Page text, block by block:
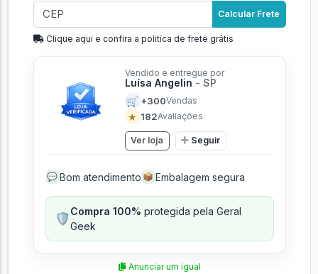
Calcular Frete
Clique aqui e confira a politíca de frete grátis
Vendido e entregue por
Luísa Angelin - SP
🛒 +300Vendas
★ 182Avaliações
Ver loja Seguir
💬 Bom atendimento 📦 Embalagem segura
🛡️Compra 100% protegida pela Geral
Geek
Anunciar um igual